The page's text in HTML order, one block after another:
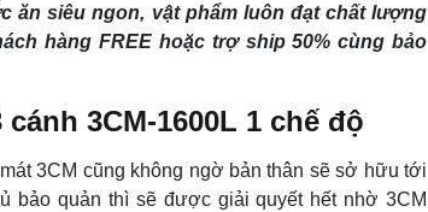
ăn siêu ngon, vật phẩm luôn đạt chất lượng
hàng FREE hoặc trợ ship 50% cùng bảo
3CM-1600L 1 chế độ
3CM cũng không ngờ bản thân sẽ sở hữu tới
bảo quản thì sẽ được giải quyết hết nhờ 3CM